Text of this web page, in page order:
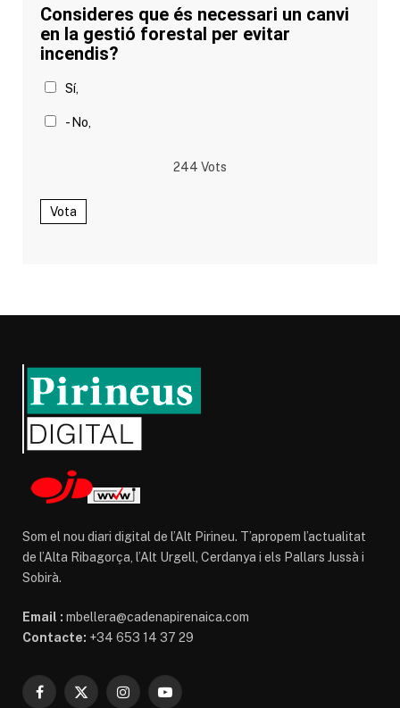
Consideres que és necessari un canvi
en la gestió forestal per evitar
incendis?
Sí,
- No,
244 Vots
Vota
Som el nou diari digital de l’Alt Pirineu. T’apropem l’actualitat
de l’Alta Ribagorça, l’Alt Urgell, Cerdanya i els Pallars Jussà i
Sobirà.
Email : mbellera@cadenapirenaica.com
Contacte: +34 653 14 37 29
Facebook
X
InstagramYouTube